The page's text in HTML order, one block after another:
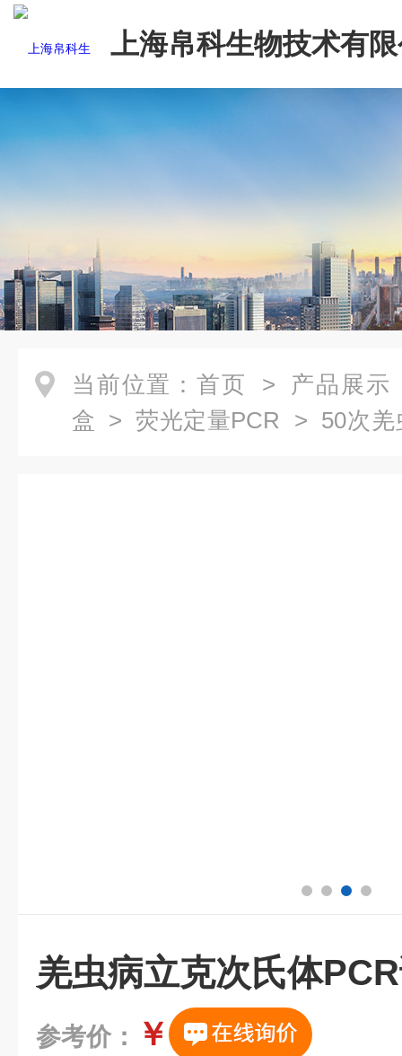
上海帛科生物技术有
当前位置： 首页 > 产品展示
盒 > 荧光定量PCR > 50次羌
羌虫病立克次氏体
参考价： ￥